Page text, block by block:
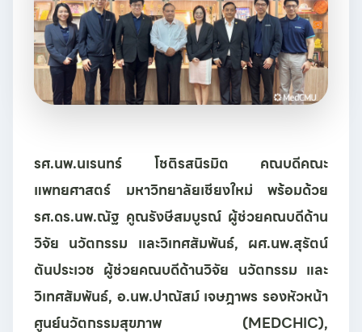
รศ.นพ.นเรนทร์ โชติรสนิรมิต คณบดีคณะ
แพทยศาสตร์ มหาวิทยาลัยเชียงใหม่ พร้อมด้วย
รศ.ดร.นพ.ณัฐ คูณรังษีสมบูรณ์ ผู้ช่วยคณบดีด้าน
วิจัย นวัตกรรม และวิเทศสัมพันธ์, ผศ.นพ.สุรัตน์
ตันประเวช ผู้ช่วยคณบดีด้านวิจัย นวัตกรรม และ
วิเทศสัมพันธ์, อ.นพ.ปาณัสม์ เจษฎาพร รองหัวหน้า
ศูนย์นวัตกรรมสุขภาพ (MEDCHIC),